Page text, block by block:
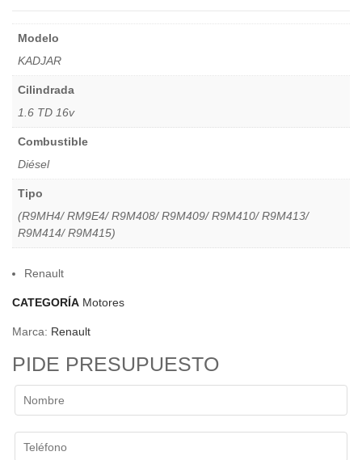
Modelo
KADJAR
Cilindrada
1.6 TD 16v
Combustible
Diésel
Tipo
(R9MH4/ RM9E4/ R9M408/ R9M409/ R9M410/ R9M413/
R9M414/ R9M415)
Renault
CATEGORÍA Motores
Marca: Renault
PIDE PRESUPUESTO